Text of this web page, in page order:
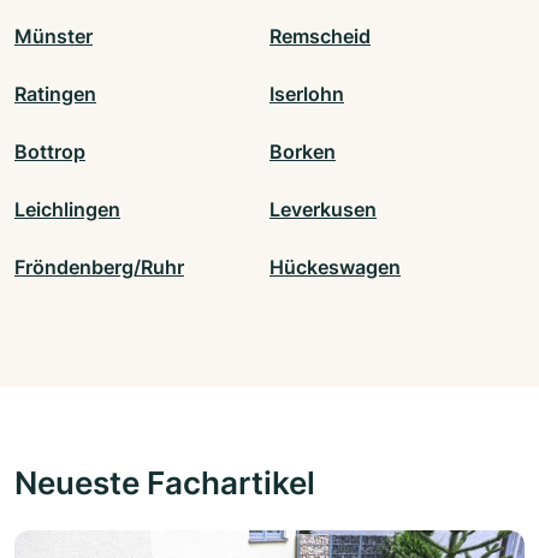
Münster Remscheid
Ratingen Iserlohn
Bottrop Borken
Leichlingen Leverkusen
Fröndenberg/Ruhr Hückeswagen
Neueste Fachartikel